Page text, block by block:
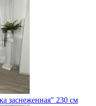
заснеженная" 230 см